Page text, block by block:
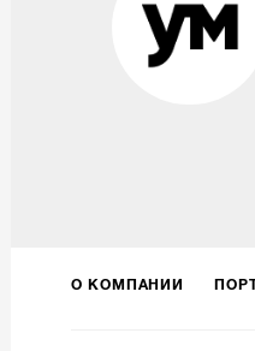
КОНСАЛТИНГ
О КОМПАНИИ